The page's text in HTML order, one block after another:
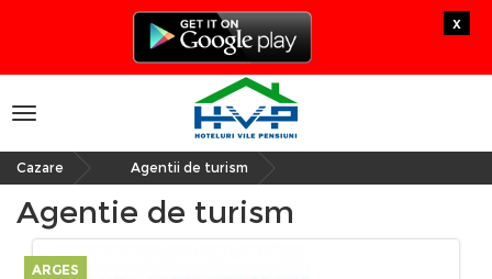
x
Toggle
navigation
Cazare Agentii de turism
Agentie de turism
ARGES